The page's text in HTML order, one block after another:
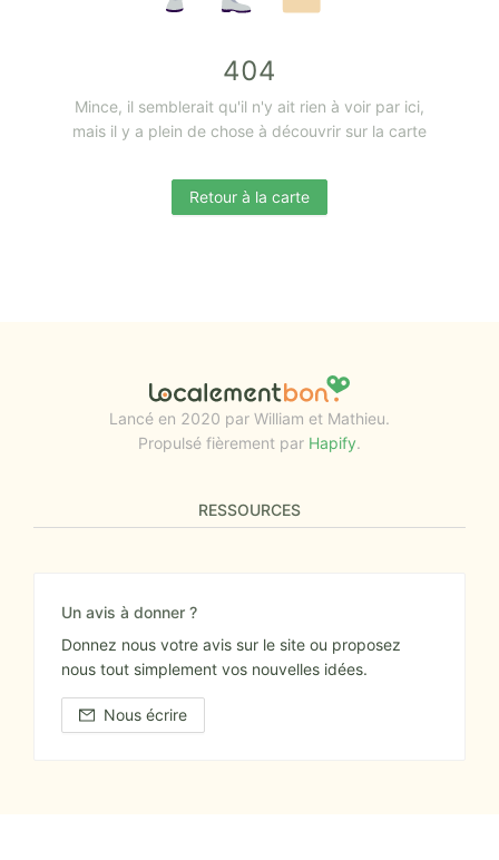
404
Mince, il semblerait qu'il n'y ait rien à voir par ici,
mais il y a plein de chose à découvrir sur la carte
Retour à la carte
Lancé en 2020 par William et Mathieu.
Propulsé fièrement par Hapify.
RESSOURCES
Un avis à donner ?
Donnez nous votre avis sur le site ou proposez
nous tout simplement vos nouvelles idées.
Nous écrire